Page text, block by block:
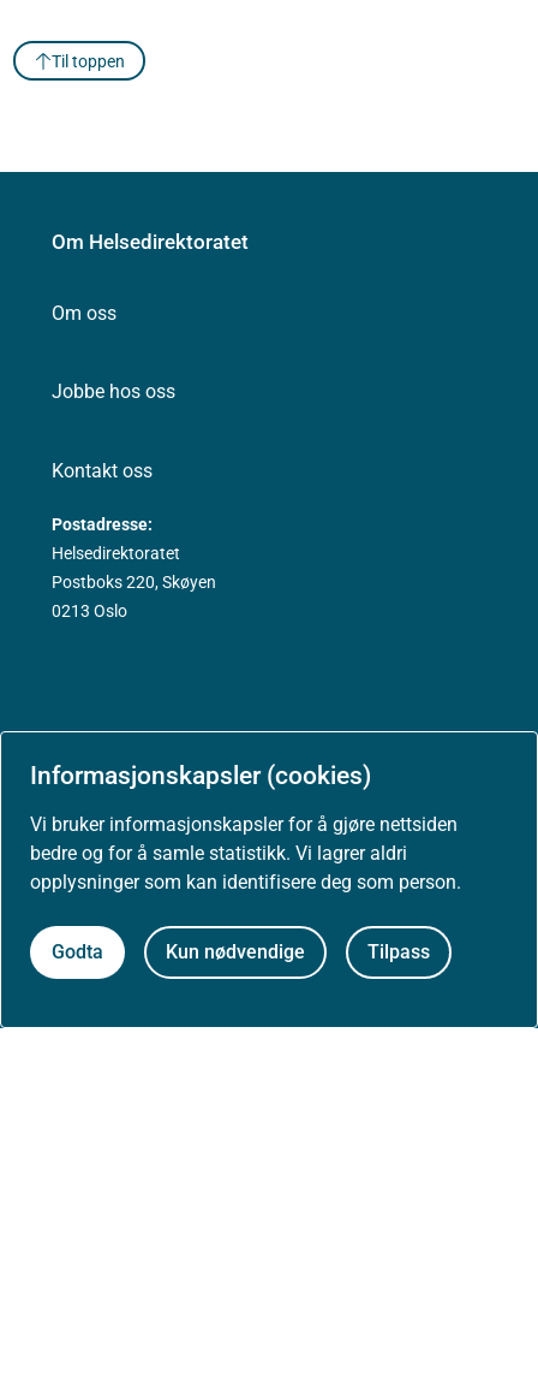
Informasjonskapsler (cookies)
Vi bruker informasjonskapsler for å gjøre nettsiden
bedre og for å samle statistikk. Vi lagrer aldri
opplysninger som kan identifisere deg som person.
Godta Kun nødvendige Tilpass
Til toppen
Om Helsedirektoratet
Om oss
Jobbe hos oss
Kontakt oss
Postadresse:
Helsedirektoratet
Postboks 220, Skøyen
0213 Oslo
Nyheter
Høringer